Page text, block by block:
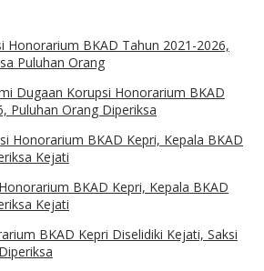
Dugaan Korupsi Honorarium BKAD
Puluhan Orang Diperiksa
BKAD Kepri, Kepala BKAD
Kejati